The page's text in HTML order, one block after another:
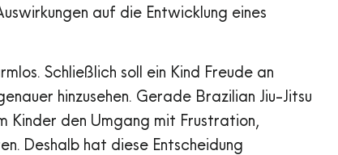
auf die Entwicklung eines
Schließlich soll ein Kind Freude an
hinzusehen. Gerade Brazilian Jiu-Jitsu
Kinder den Umgang mit Frustration,
Deshalb hat diese Entscheidung